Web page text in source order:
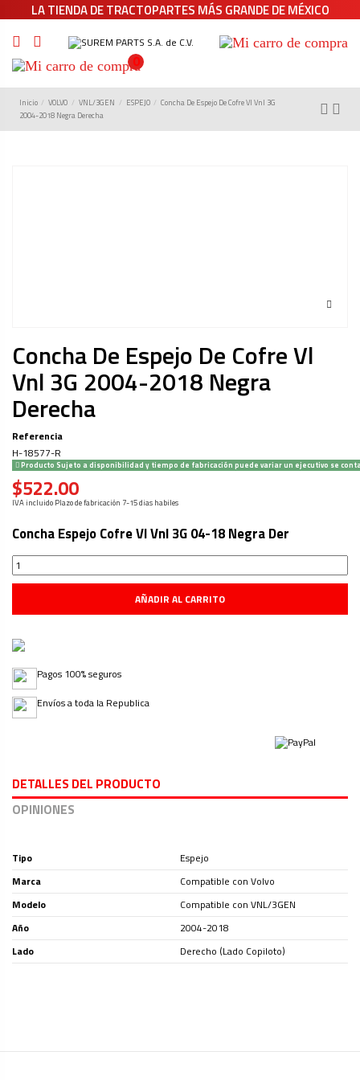
LA TIENDA DE TRACTOPARTES MÁS GRANDE DE MÉXICO
0
Inicio VOLVO VNL/3GEN ESPEJO
Concha De Espejo De Cofre Vl Vnl 3G
2004-2018 Negra Derecha
Concha De Espejo De Cofre Vl
Vnl 3G 2004-2018 Negra
Derecha
Referencia
H-18577-R
Producto Sujeto a disponibilidad y tiempo de fabricación puede variar un ejecutivo se
$522.00
IVA incluido Plazo de fabricación 7-15 dias habiles
Concha Espejo Cofre Vl Vnl 3G 04-18 Negra Der
AÑADIR AL CARRITO
Pagos 100% seguros
Envíos a toda la Republica
DETALLES DEL PRODUCTO
OPINIONES
Tipo
Espejo
Marca
Compatible con Volvo
Modelo
Compatible con VNL/3GEN
Año
2004-2018
Lado
Derecho (Lado Copiloto)